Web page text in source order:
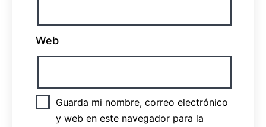
Web
Guarda mi nombre, correo electrónico
y web en este navegador para la